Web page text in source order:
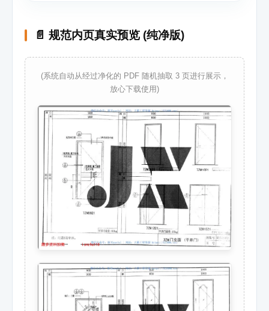
📄 规范内页真实预览 (纯净版)
(系统自动从经过净化的 PDF 随机抽取 3 页进行展示，
放心下载使用)